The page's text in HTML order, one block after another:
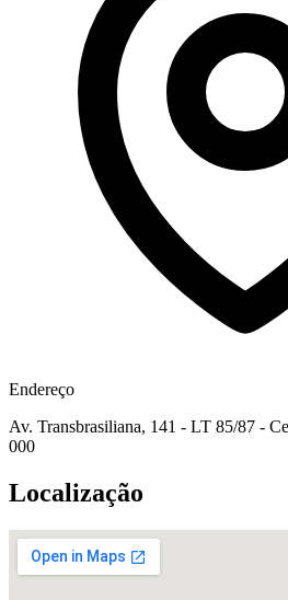
Endereço
Av. Transbrasiliana, 141 - LT 85/87 -
000
Localização